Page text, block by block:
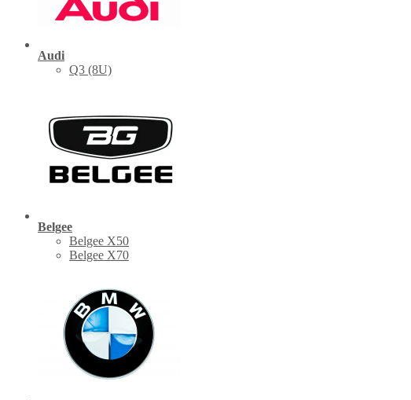
Audi
Q3 (8U)
Belgee
Belgee X50
Belgee X70